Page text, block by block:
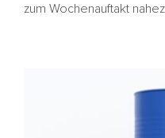
zum Wochenauftakt